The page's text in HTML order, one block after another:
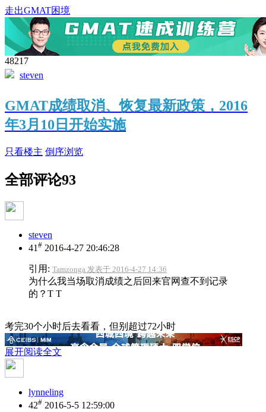
走出GMAT困境
48217
steven
GMAT成绩取消、恢复最新政策，2016
年3月10日开始实施
只看楼主 倒序浏览
全部评论93
steven
41 # 2016-4-27 20:46:28
引用: Tamzonga 发表于 2016-4-27 14:36
为什么我当场取消成绩之后回来官网查不到记录
的？T T
考完30个小时后去看看，但别超过72小时
展开阅读全文
lynneling
42# 2016-5-5 12:59:00